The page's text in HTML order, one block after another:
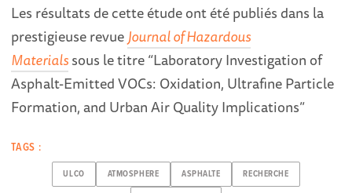
Les résultats de cette étude ont été publiés dans la
prestigieuse revueJournal of Hazardous
Materialssous le titre “Laboratory Investigation of
Asphalt-Emitted VOCs: Oxidation, Ultrafine Particle
Formation, and Urban Air Quality Implications”
TAGS :
ULCO ATMOSPHERE ASPHALTE RECHERCHE